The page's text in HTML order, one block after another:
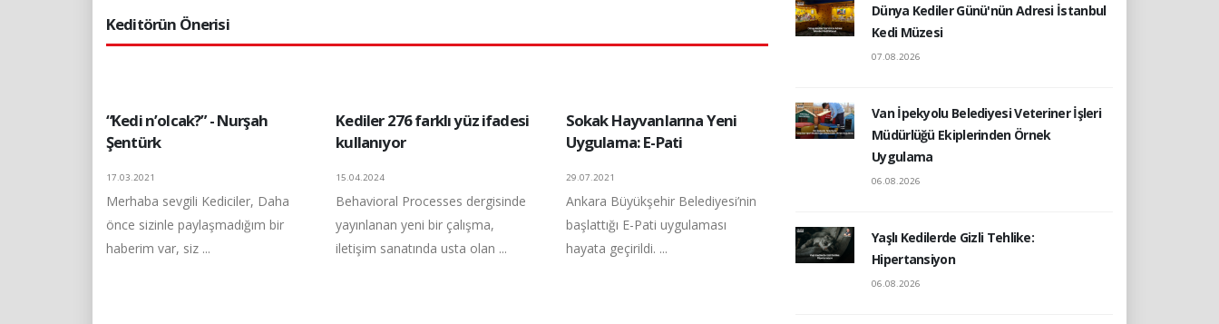
Keditörün Önerisi
“Kedi n’olcak?” - Nurşah
Şentürk
17.03.2021
Merhaba sevgili Kediciler, Daha
önce sizinle paylaşmadığım bir
haberim var, siz ...
Kediler 276 farklı yüz ifadesi
kullanıyor
15.04.2024
Behavioral Processes dergisinde
yayınlanan yeni bir çalışma,
iletişim sanatında usta olan ...
Sokak Hayvanlarına Yeni
Uygulama: E-Pati
29.07.2021
Ankara Büyükşehir Belediyesi’nin
başlattığı E-Pati uygulaması
hayata geçirildi. ...
Dünya Kediler Günü'nün Adresi İstanbul
Kedi Müzesi
07.08.2026
Van İpekyolu Belediyesi Veteriner İşleri
Müdürlüğü Ekiplerinden Örnek
Uygulama
06.08.2026
Yaşlı Kedilerde Gizli Tehlike:
Hipertansiyon
06.08.2026